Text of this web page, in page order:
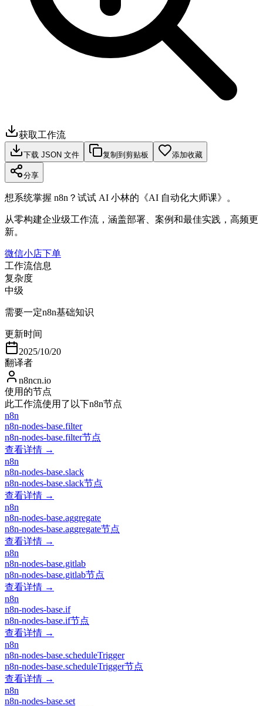
获取工作流
下载 JSON 文件 复制到剪贴板 添加收藏
分享
想系统掌握 n8n？试试 AI 小林的《AI 自动化大师课》。
从零构建企业级工作流，涵盖部署、案例和最佳实践，高频更
新。
微信小店下单
工作流信息
复杂度
中级
需要一定n8n基础知识
更新时间
2025/10/20
翻译者
n8ncn.io
使用的节点
此工作流使用了以下n8n节点
n8n
n8n-nodes-base.filter
n8n-nodes-base.filter节点
查看详情 →
n8n
n8n-nodes-base.slack
n8n-nodes-base.slack节点
查看详情 →
n8n
n8n-nodes-base.aggregate
n8n-nodes-base.aggregate节点
查看详情 →
n8n
n8n-nodes-base.gitlab
n8n-nodes-base.gitlab节点
查看详情 →
n8n
n8n-nodes-base.if
n8n-nodes-base.if节点
查看详情 →
n8n
n8n-nodes-base.scheduleTrigger
n8n-nodes-base.scheduleTrigger节点
查看详情 →
n8n
n8n-nodes-base.set